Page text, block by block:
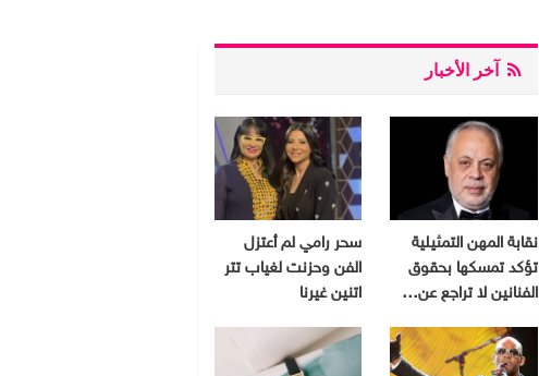
آخر الأخبار
نقابة المهن التمثيلية
تؤكد تمسكها بحقوق
الفنانين لا تراجع عن…
سحر رامي لم أعتزل
الفن وحزنت لغياب تتر
اتنين غيرنا